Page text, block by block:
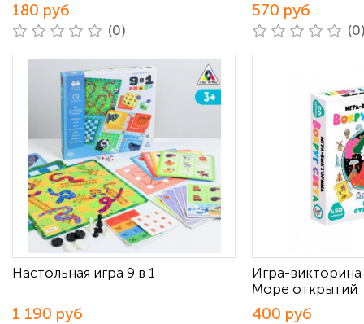
180 руб
(0)
570 руб
Настольная игра 9 в 1
1 190 руб
Игра-викторина
Море открытий
400 руб